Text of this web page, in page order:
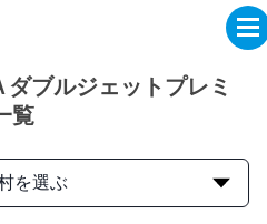
ブルジェットプレミ
覧
を選ぶ